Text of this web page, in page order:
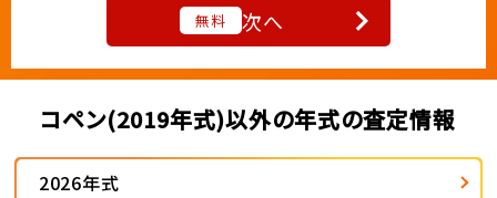
無料 次へ
コペン(2019年式)以外の年式の査定情報
2026年式